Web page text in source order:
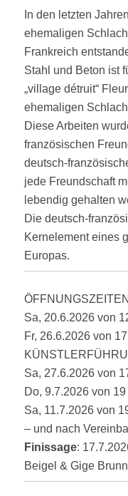
In den letzten
ehemaligen
Frankreich
Stahl und Beton ist
„village détruit“
ehemaligen
Diese Arbeiten
französischen
deutsch-
jede Freundschaft
lebendig gehalten
Die deutsch-
Kernelement eines
Europas.
ÖFFNUNGSZEITEN
Sa, 20.6.2026 von
Fr, 26.6.2026 von
Sa, 27.6.2026 von
Do, 9.7.2026 von
Sa, 11.7.2026 von
– und nach
Finissage:
Beigel & Gige